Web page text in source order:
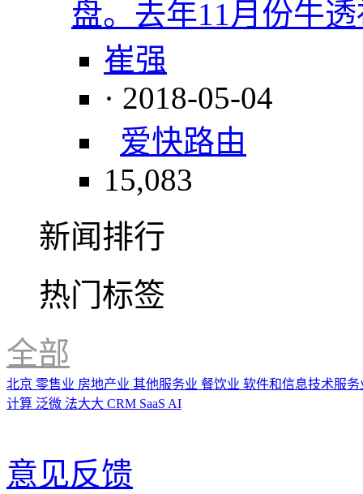
盘。去年11月份牛
崔强
· 2018-05-04
爱快路由
15,083
新闻排行
热门标签
全部
北京 零售业 房地产业 其他服务业 餐饮业 软件和信息技术服
计算 泛微 法大大 CRM SaaS AI
意见反馈